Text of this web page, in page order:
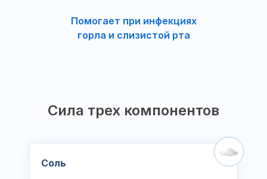
Соль
Помогает при инфекциях
горла и слизистой рта
Сила трех компонентов